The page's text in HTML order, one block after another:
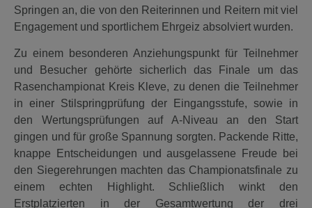
Springen an, die von den Reiterinnen und Reitern mit viel
Engagement und sportlichem Ehrgeiz absolviert wurden.
Zu einem besonderen Anziehungspunkt für Teilnehmer
und Besucher gehörte sicherlich das Finale um das
Rasenchampionat Kreis Kleve, zu denen die Teilnehmer
in einer Stilspringprüfung der Eingangsstufe, sowie in
den Wertungsprüfungen auf A-Niveau an den Start
gingen und für große Spannung sorgten. Packende Ritte,
knappe Entscheidungen und ausgelassene Freude bei
den Siegerehrungen machten das Championatsfinale zu
einem echten Highlight. Schließlich winkt den
Erstplatzierten in der Gesamtwertung der drei